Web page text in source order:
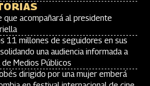
acompañará al presidente
11 millones de seguidores en sus
una audiencia informada a
Medios Públicos
dirigido por una mujer emberá